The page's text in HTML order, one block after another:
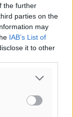
the further
parties on the
may
IAB’s List of
it to other
παρακάτω
το άρθρο